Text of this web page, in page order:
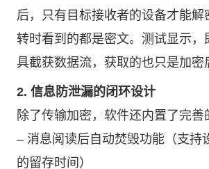
后，只有目标接收者的设备才能解
转时看到的都是密文。测试显示，
具截获数据流，获取的也只是加密
2. 信息防泄漏的闭环设计
除了传输加密，软件还内置了完善
– 消息阅读后自动焚毁功能（支持
的留存时间）